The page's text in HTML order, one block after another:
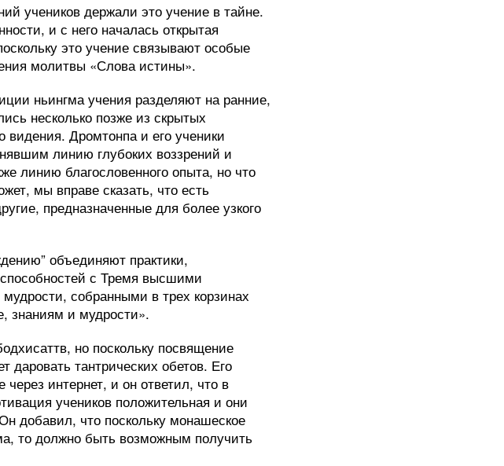
учеников держали это учение в тайне.
и с него началась открытая
это учение связывают особые
молитвы «Слова истины».
ньингма учения разделяют на ранние,
несколько позже из скрытых
видения. Дромтонпа и его ученики
линию глубоких воззрений и
линию благословенного опыта, но что
мы вправе сказать, что есть
предназначенные для более узкого
объединяют практики,
с Тремя высшими
собранными в трех корзинах
знаниям и мудрости».
но поскольку посвящение
даровать тантрических обетов. Его
интернет, и он ответил, что в
учеников положительная и они
добавил, что поскольку монашеское
то должно быть возможным получить